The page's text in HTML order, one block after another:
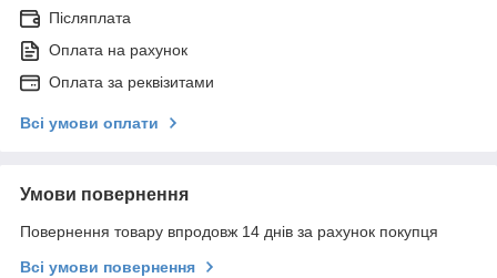
Післяплата
Оплата на рахунок
Оплата за реквізитами
Всі умови оплати
Умови повернення
Повернення товару впродовж 14 днів за рахунок покупця
Всі умови повернення